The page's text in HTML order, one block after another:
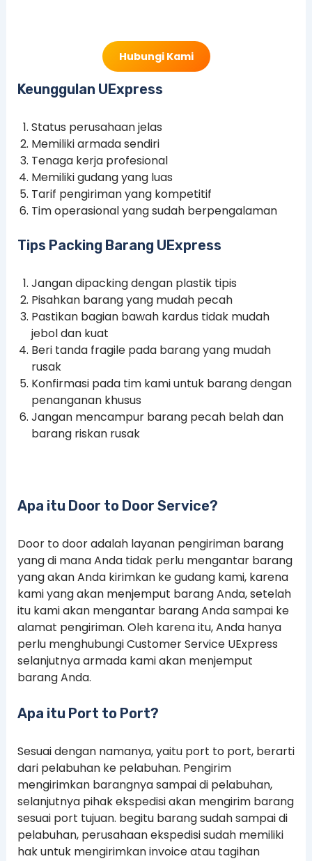
Hubungi Kami
Keunggulan UExpress
Status perusahaan jelas
Memiliki armada sendiri
Tenaga kerja profesional
Memiliki gudang yang luas
Tarif pengiriman yang kompetitif
Tim operasional yang sudah berpengalaman
Tips Packing Barang UExpress
Jangan dipacking dengan plastik tipis
Pisahkan barang yang mudah pecah
Pastikan bagian bawah kardus tidak mudah
jebol dan kuat
Beri tanda fragile pada barang yang mudah
rusak
Konfirmasi pada tim kami untuk barang dengan
penanganan khusus
Jangan mencampur barang pecah belah dan
barang riskan rusak
Apa itu Door to Door Service?
Door to door adalah layanan pengiriman barang
yang di mana Anda tidak perlu mengantar barang
yang akan Anda kirimkan ke gudang kami, karena
kami yang akan menjemput barang Anda, setelah
itu kami akan mengantar barang Anda sampai ke
alamat pengiriman. Oleh karena itu, Anda hanya
perlu menghubungi Customer Service UExpress
selanjutnya armada kami akan menjemput
barang Anda.
Apa itu Port to Port?
Sesuai dengan namanya, yaitu port to port, berarti
dari pelabuhan ke pelabuhan. Pengirim
mengirimkan barangnya sampai di pelabuhan,
selanjutnya pihak ekspedisi akan mengirim barang
sesuai port tujuan. begitu barang sudah sampai di
pelabuhan, perusahaan ekspedisi sudah memiliki
hak untuk mengirimkan invoice atau tagihan